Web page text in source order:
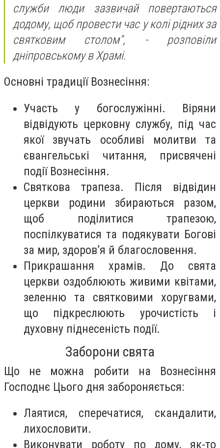
служби люди зазвичай повертаються
додому, щоб провести час у колі рідних за
святковим столом", - розповіли
дніпровському в Храмі.
Основні традиції Вознесіння:
Участь у богослужінні. Віряни
відвідують церковну службу, під час
якої звучать особливі молитви та
євангельські читання, присвячені
події Вознесіння.
Святкова трапеза. Після відвідин
церкви родини збираються разом,
щоб поділитися трапезою,
поспілкуватися та подякувати Богові
за мир, здоров’я й благословення.
Прикрашання храмів. До свята
церкви оздоблюють живими квітами,
зеленню та святковими хоругвами,
що підкреслюють урочистість і
духовну піднесеність події.
Заборони свята
Що не можна робити на Вознесіння
Господнє Цього дня забороняється:
Лаятися, сперечатися, скандалити,
лихословити.
Виконувати роботу по дому, як-то